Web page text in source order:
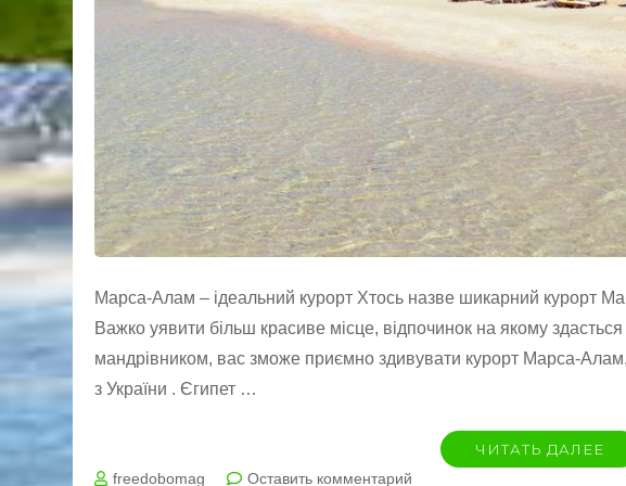
Марса-Алам – ідеальний курорт Хтось назве шикарний курорт
Важко уявити більш красиве місце, відпочинок на якому
мандрівником, вас зможе приємно здивувати курорт Марса-
з України . Єгипет …
ЧИТАТЬ ДАЛЕЕ
freedobomag
Оставить комментарий